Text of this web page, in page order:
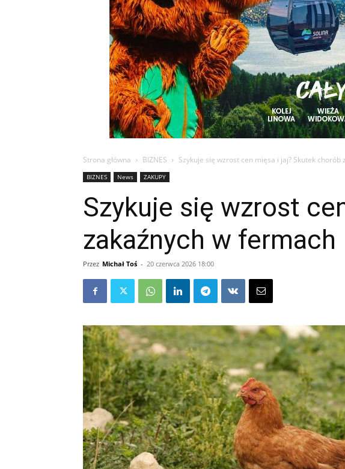
Strona główna BIZNES Szykuje się wzrost cen mięsa i jaj? Skutek
BIZNES News ZAKUPY
Szykuje się wzrost
zakaźnych w fermach
Przez Michał Toś - 20 czerwca 2026 18:00